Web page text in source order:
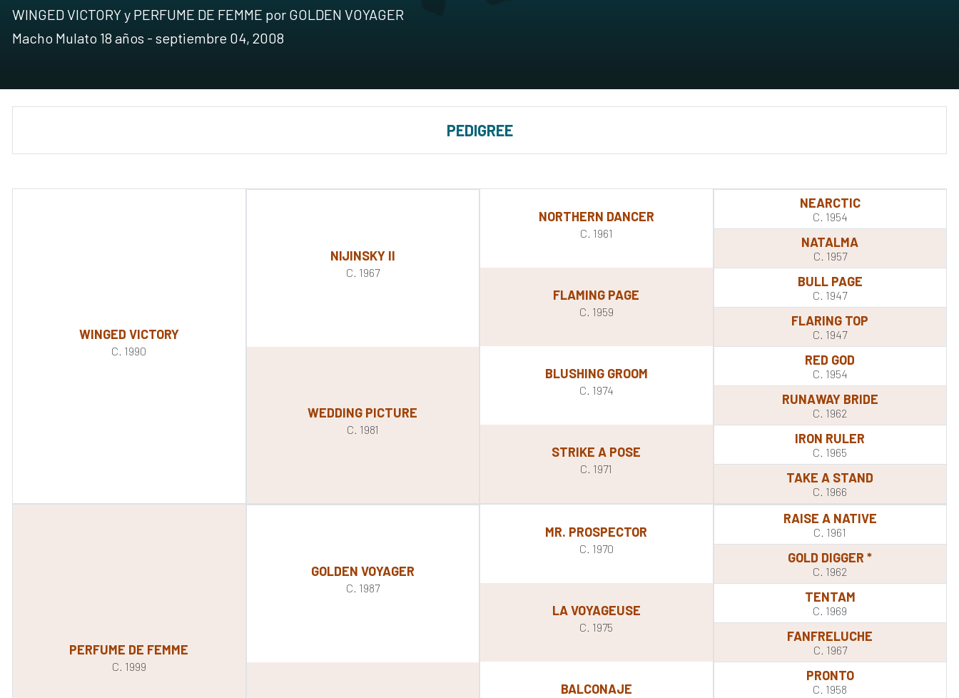
WINGED VICTORY y PERFUME DE FEMME por GOLDEN VOYAGER
Macho Mulato 18 años - septiembre 04, 2008
PEDIGREE
WINGED VICTORY
C. 1990
NIJINSKY II
C. 1967
WEDDING PICTURE
C. 1981
NORTHERN DANCER
C. 1961
FLAMING PAGE
C. 1959
BLUSHING GROOM
C. 1974
STRIKE A POSE
C. 1971
NEARCTIC
C. 1954
NATALMA
C. 1957
BULL PAGE
C. 1947
FLARING TOP
C. 1947
RED GOD
C. 1954
RUNAWAY BRIDE
C. 1962
IRON RULER
C. 1965
TAKE A STAND
C. 1966
PERFUME DE FEMME
C. 1999
GOLDEN VOYAGER
C. 1987
MR. PROSPECTOR
C. 1970
LA VOYAGEUSE
C. 1975
BALCONAJE
RAISE A NATIVE
C. 1961
GOLD DIGGER *
C. 1962
TENTAM
C. 1969
FANFRELUCHE
C. 1967
PRONTO
C. 1958